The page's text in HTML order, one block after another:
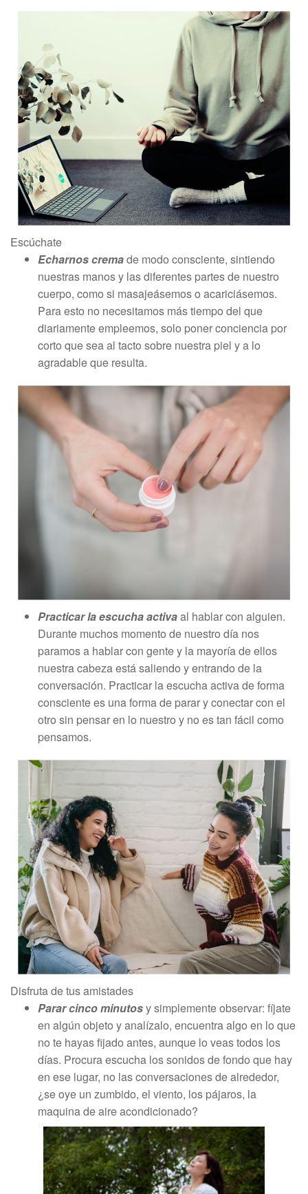
Escúchate
Echarnos cremade modo consciente, sintiendo
nuestras manos y las diferentes partes de nuestro
cuerpo, como si masajeásemos o acariciásemos.
Para esto no necesitamos más tiempo del que
diariamente empleemos, solo poner conciencia por
corto que sea al tacto sobre nuestra piel y a lo
agradable que resulta.
Practicar la escucha activaal hablar con alguien.
Durante muchos momento de nuestro día nos
paramos a hablar con gente y la mayoría de ellos
nuestra cabeza está saliendo y entrando de la
conversación. Practicar la escucha activa de forma
consciente es una forma de parar y conectar con el
otro sin pensar en lo nuestro y no es tan fácil como
pensamos.
Disfruta de tus amistades
Parar cinco minutosy simplemente observar: fíjate
en algún objeto y analízalo, encuentra algo en lo que
no te hayas fijado antes, aunque lo veas todos los
días. Procura escucha los sonidos de fondo que hay
en ese lugar, no las conversaciones de alrededor,
¿se oye un zumbido, el viento, los pájaros, la
maquina de aire acondicionado?